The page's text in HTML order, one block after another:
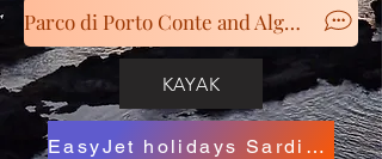
Parco di Porto Conte and Alghero Parks
KAYAK
EasyJet holidays Sardinia